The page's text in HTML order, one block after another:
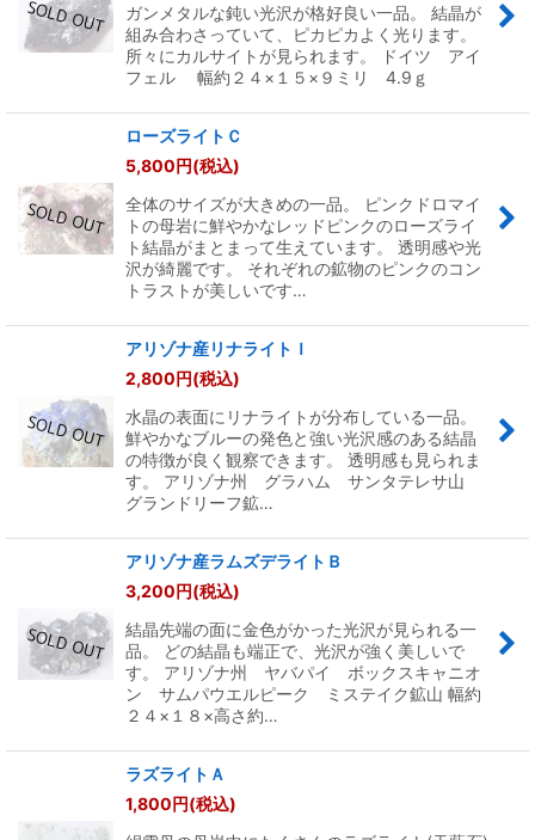
ガンメタルな鈍い光沢が格好良い一品。 結晶が
組み合わさっていて、ピカピカよく光ります。
所々にカルサイトが見られます。 ドイツ アイ
フェル 幅約２４×１５×９ミリ 4.9ｇ
ローズライトＣ
5,800円(税込)
全体のサイズが大きめの一品。 ピンクドロマイ
トの母岩に鮮やかなレッドピンクのローズライ
ト結晶がまとまって生えています。 透明感や光
沢が綺麗です。 それぞれの鉱物のピンクのコン
トラストが美しいです…
アリゾナ産リナライトＩ
2,800円(税込)
水晶の表面にリナライトが分布している一品。
鮮やかなブルーの発色と強い光沢感のある結晶
の特徴が良く観察できます。 透明感も見られま
す。 アリゾナ州 グラハム サンタテレサ山
グランドリーフ鉱…
アリゾナ産ラムズデライトＢ
3,200円(税込)
結晶先端の面に金色がかった光沢が見られる一
品。 どの結晶も端正で、光沢が強く美しいで
す。 アリゾナ州 ヤバパイ ボックスキャニオ
ン サムパウエルピーク ミステイク鉱山 幅約
２４×１８×高さ約…
ラズライトＡ
1,800円(税込)